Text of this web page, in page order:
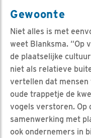
Gewoonte
Niet alles is met
weet Blanksma. “Op
de plaatselijke
niet als relatieve
vertellen dat mensen
oude trappetje de
vogels verstoren. Op
samenwerking met
ook ondernemers in